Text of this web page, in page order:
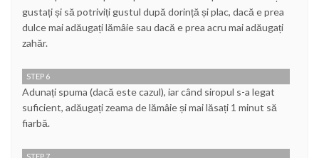
gustați și să potriviți gustul după dorință și plac, dacă e prea
dulce mai adăugați lămâie sau dacă e prea acru mai adăugați
zahăr.
STEP 6
Adunați spuma (dacă este cazul), iar când siropul s-a legat
suficient, adăugați zeama de lămâie și mai lăsați 1 minut să
fiarbă.
STEP 7